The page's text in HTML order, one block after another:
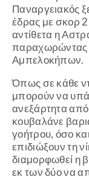
Παναργειακός
έδρας με σκορ
αντίθετα η
παραχωρώντας
Αμπελοκήπων.
Όπως σε κάθε
μπορούν να
ανεξάρτητα
κουβαλάνε
γοήτρου, όσο
επιδιώξουν τη
διαμορφωθεί η
εκ των δύο να